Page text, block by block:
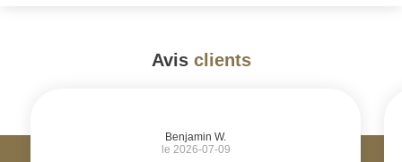
Avis clients
Benjamin W.
le 2026-07-09